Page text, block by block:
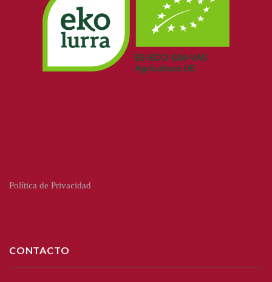
Política de Privacidad
CONTACTO